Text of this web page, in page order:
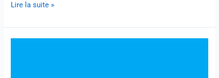
Lire la suite »